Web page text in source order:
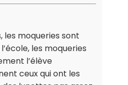
les moqueries sont
les moqueries
l’élève
ceux qui ont les